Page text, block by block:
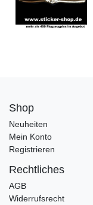
Shop
Neuheiten
Mein Konto
Registrieren
Rechtliches
AGB
Widerrufsrecht